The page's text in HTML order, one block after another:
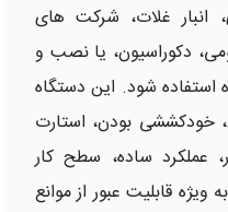
انبار غلات، شرکت های
دکوراسیون، یا نصب و
شود. این دستگاه
خودکششی بودن، استارت
عملکرد ساده، سطح کار
360 درجه و به ویژه قابلیت عبور از موانع